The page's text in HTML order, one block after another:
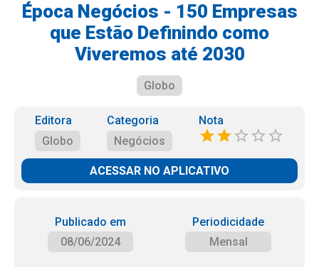
Época Negócios - 150 Empresas
que Estão Definindo como
Viveremos até 2030
Globo
Editora
Globo
Categoria
Negócios
Nota
ACESSAR NO APLICATIVO
Publicado em
08/06/2024
Periodicidade
Mensal